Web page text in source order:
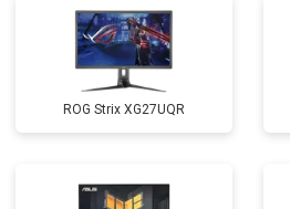
ROG Strix XG27UQR